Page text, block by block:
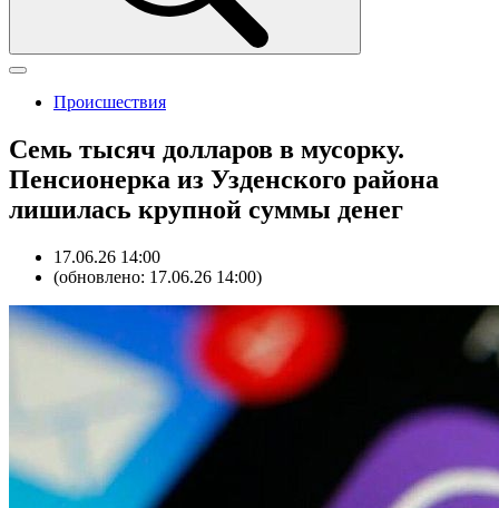
Происшествия
Семь тысяч долларов в мусорку.
Пенсионерка из Узденского района
лишилась крупной суммы денег
17.06.26 14:00
(обновлено: 17.06.26 14:00)